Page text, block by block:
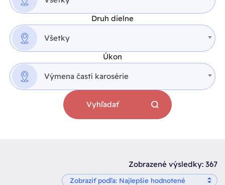
Druh dielne
Všetky
Úkon
Výmena častí karosérie
Vyhľadať
Zobrazené výsledky: 367